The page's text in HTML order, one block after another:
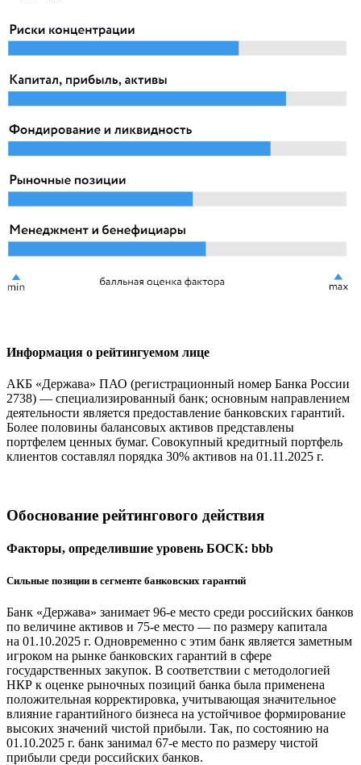
Информация о рейтингуемом лице
АКБ «Держава» ПАО (регистрационный номер Банка России
2738) — специализированный банк; основным направлением
деятельности является предоставление банковских гарантий.
Более половины балансовых активов представлены
портфелем ценных бумаг. Совокупный кредитный портфель
клиентов составлял порядка 30% активов на 01.11.2025 г.
Обоснование рейтингового действия
Факторы, определившие уровень БОСК: bbb
Сильные позиции в сегменте банковских гарантий
Банк «Держава» занимает 96-е место среди российских банков
по величине активов и 75-е место — по размеру капитала
на 01.10.2025 г. Одновременно с этим банк является заметным
игроком на рынке банковских гарантий в сфере
государственных закупок. В соответствии с методологией
НКР к оценке рыночных позиций банка была применена
положительная корректировка, учитывающая значительное
влияние гарантийного бизнеса на устойчивое формирование
высоких значений чистой прибыли. Так, по состоянию на
01.10.2025 г. банк занимал 67-е место по размеру чистой
прибыли среди российских банков.